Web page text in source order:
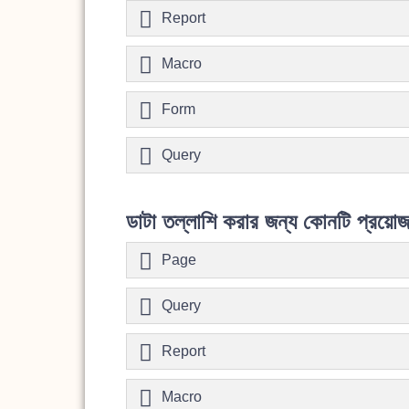
Report
Macro
Form
Query
ডাটা তল্লাশি করার জন্য কোনটি
Page
Query
Report
Macro